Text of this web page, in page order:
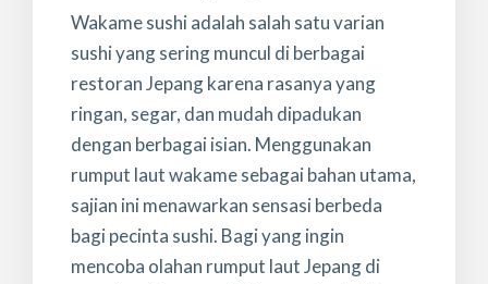
Wakame sushi adalah salah satu varian
sushi yang sering muncul di berbagai
restoran Jepang karena rasanya yang
ringan, segar, dan mudah dipadukan
dengan berbagai isian. Menggunakan
rumput laut wakame sebagai bahan utama,
sajian ini menawarkan sensasi berbeda
bagi pecinta sushi. Bagi yang ingin
mencoba olahan rumput laut Jepang di